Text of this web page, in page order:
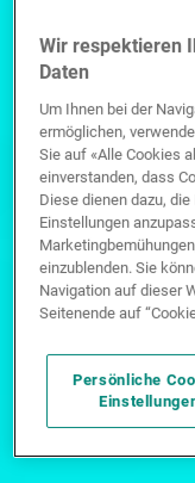
Wir respektieren
Daten
Um Ihnen bei der
ermöglichen,
Sie auf «Alle Cookies
einverstanden, dass
Diese dienen dazu,
Einstellungen
einzublenden. Sie
Navigation auf dieser
Seitenende auf
Persönliche